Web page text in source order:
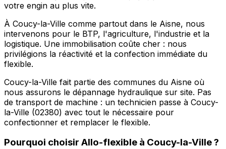
votre engin au plus vite.
À Coucy-la-Ville comme partout dans le Aisne, nous
intervenons pour le BTP, l'agriculture, l'industrie et la
logistique. Une immobilisation coûte cher : nous
privilégions la réactivité et la confection immédiate du
flexible.
Coucy-la-Ville fait partie des communes du Aisne où
nous assurons le dépannage hydraulique sur site. Pas
de transport de machine : un technicien passe à Coucy-
la-Ville (02380) avec tout le nécessaire pour
confectionner et remplacer le flexible.
Pourquoi choisir Allo-flexible à Coucy-la-Ville?